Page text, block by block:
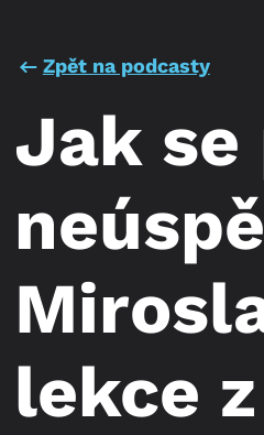
Zpět na podcasty
Jak
lekce